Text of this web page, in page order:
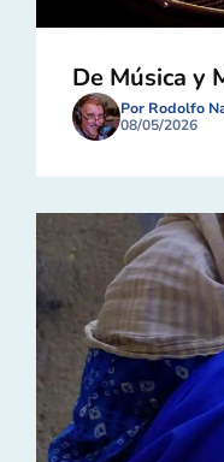
De Música y
Por Rodolfo
08/05/2026